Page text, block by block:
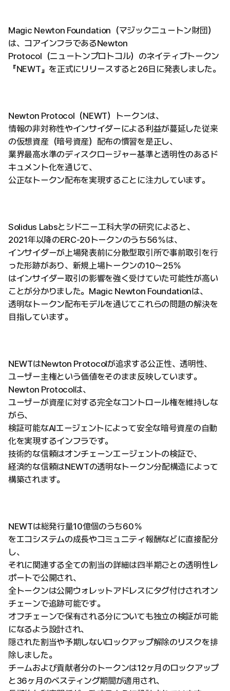
Magic Newton Foundation（マジックニュートン財団）
は、コアインフラであるNewton
Protocol（ニュートンプロトコル）のネイティブトークン
『NEWT』を正式にリリースすると26日に発表しました。
Newton Protocol（NEWT）トークンは、
情報の非対称性やインサイダーによる利益が蔓延した従来
の仮想資産（暗号資産）配布の慣習を是正し、
業界最高水準のディスクロージャー基準と透明性のあるド
キュメント化を通じて、
公正なトークン配布を実現することに注力しています。
Solidus Labsとシドニー工科大学の研究によると、
2021年以降のERC-20トークンのうち56％は、
インサイダーが上場発表前に分散型取引所で事前取引を行
った形跡があり、新規上場トークンの10〜25％
はインサイダー取引の影響を強く受けていた可能性が高い
ことが分かりました。Magic Newton Foundationは、
透明なトークン配布モデルを通じてこれらの問題の解決を
目指しています。
NEWTはNewton Protocolが追求する公正性、透明性、
ユーザー主権という価値をそのまま反映しています。
Newton Protocolは、
ユーザーが資産に対する完全なコントロール権を維持しな
がら、
検証可能なAIエージェントによって安全な暗号資産の自動
化を実現するインフラです。
技術的な信頼はオンチェーンエージェントの検証で、
経済的な信頼はNEWTの透明なトークン分配構造によって
構築されます。
NEWTは総発行量10億個のうち60％
をエコシステムの成長やコミュニティ報酬などに直接配分
し、
それに関連する全ての割当の詳細は四半期ごとの透明性レ
ポートで公開され、
全トークンは公開ウォレットアドレスにタグ付けされオン
チェーンで追跡可能です。
オフチェーンで保有される分についても独立の検証が可能
になるよう設計され、
隠された割当や予期しないロックアップ解除のリスクを排
除しました。
チームおよび貢献者分のトークンは12ヶ月のロックアップ
と36ヶ月のベスティング期間が適用され、